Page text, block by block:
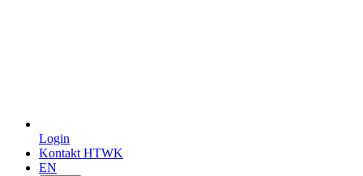
Login
Kontakt HTWK
EN